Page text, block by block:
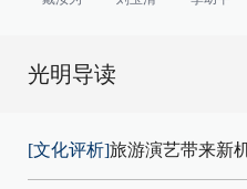
光明导读
[文化评析]旅游演艺带来新